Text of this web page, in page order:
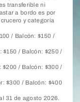
transferible ni
a bordo es por
y categoría
/ Balcón: $150 /
$150 / Balcón: $250 /
$200 / Balcón: $300 /
$300 / Balcón: $400
31 de agosto 2026.